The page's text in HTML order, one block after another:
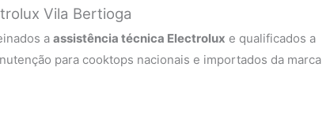
Vila Bertioga
aassistência técnica Electrolux e qualificados a
para cooktops nacionais e importados da marca